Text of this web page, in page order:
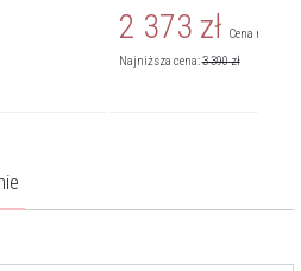
2 373 zł Cena
Najniższa cena:3 390zł